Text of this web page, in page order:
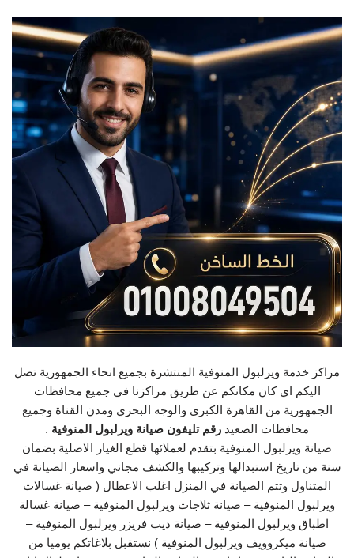
مراكز خدمة ويرلبول المنوفية المنتشرة بجميع انحاء الجمهورية تصل
اليكم اي كان مكانكم عن طريق مراكزنا في جميع محافظات
الجمهورية من القاهرة الكبرى والوجه البحري ومدن القناة وجميع
محافظات الصعيد رقم تليفون صيانة ويرلبول المنوفية .
صيانة ويرلبول المنوفية بتقدم لعملائها قطع الغيار الاصلية بضمان
سنة من تاريخ استبدالها وتركيبها والكشف مجاني واسعار الصيانة في
المتناول وتتم الصيانة في المنزل اغلب الاعطال ( صيانة غسالات
ويرلبول المنوفية – صيانة ثلاجات ويرلبول المنوفية – صيانة غسالة
اطباق ويرلبول المنوفية – صيانة ديب فريزر ويرلبول المنوفية –
صيانة ميكروويف ويرلبول المنوفية ) نستقبل بلاغاتكم يوميا من